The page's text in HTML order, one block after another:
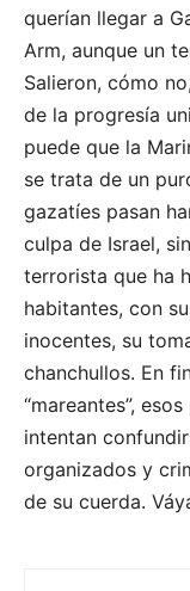
querían llegar a
Arm, aunque un
Salieron, cómo
de la progresía
puede que la
se trata de un
gazatíes pasan
culpa de Israel,
terrorista que ha
habitantes, con
inocentes, su
chanchullos. En
“mareantes”,
intentan
organizados y
de su cuerda.